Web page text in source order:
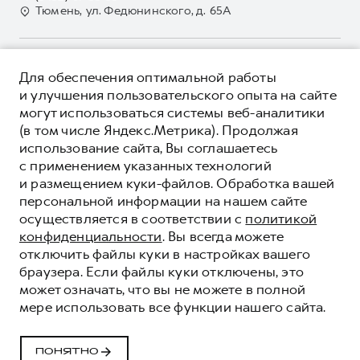
Для малого бизнеса
Система управления автопарком
Сервис для корпоративных клиентов
HAVAL Лизинг
Автомобильные аксессуары
Коллекция PRO
Коллекция Базовая
Коллекция Детская
Мобильное приложение GWM
Программа «HAVAL Защита+»
Руководства по эксплуатации
Подписки
Автомобильные аксессуары
Коллекция PRO
Коллекция Базовая
Коллекция Детская
Контакты
Тюмень, ул. Федюнинского, д. 65А
ЦЕНЫ И ВЫГОДЫ
ЮРИДИЧЕСКАЯ ИНФОРМАЦИЯ
Вся представленная на сайте информация, касающаяся
автомобилей и сервисного обслуживания, носит
информационный характер и не является публичной офертой.
Все цены, указанные на данном сайте, носят информационный
характер и являются максимально рекомендуемыми
розничными ценами по расчетам дистрибьютора (ООО «Грейт
Волл Мотор Рус»). Для получения подробной информации
просьба обращаться к ближайшему официальному дилеру ООО
«Грейт Волл Мотор Рус» либо по телефону Горячей линии 8 (800)
511-59-86, либо на сайте. Опубликованная на данном сайте
информация может быть изменена в любое время без
****На некоторых автомобилях HAVAL может отсутствовать
система / устройство вызова экстренных оперативных служб
(блок ЭРА-ГЛОНАСС).
Показать все
© 2026 ООО «Грейт Волл Мотор Рус»
© 2026 ООО «Зет-Моторс»
Политика конфиденциальности
Юридическая информация
Сделано в ПЕРКС
Для обеспечения оптимальной работы
и улучшения пользовательского опыта на сайте
могут использоваться системы веб-аналитики
(в том числе Яндекс.Метрика). Продолжая
использование сайта, Вы соглашаетесь
с применением указанных технологий
и размещением куки-файлов. Обработка вашей
персональной информации на нашем сайте
осуществляется в соответствии с политикой
конфиденциальности. Вы всегда можете
отключить файлы куки в настройках вашего
браузера. Если файлы куки отключены, это
может означать, что вы не можете в полной
мере использовать все функции нашего сайта.
ПОНЯТНО